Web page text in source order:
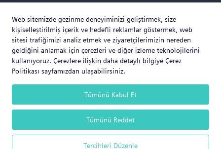
Web sitemizde gezinme deneyiminizi geliştirmek, size
kişiselleştirilmiş içerik ve hedefli reklamlar göstermek, web
sitesi trafiğimizi analiz etmek ve ziyaretçilerimizin nereden
geldiğini anlamak için çerezleri ve diğer izleme teknolojilerini
kullanıyoruz. Çerezlere ilişkin daha detaylı bilgiye Çerez
Politikası sayfamızdan ulaşabilirsiniz.
Tümünü Kabul Et
Tümünü Reddet
Tercihleri Düzenle
Copyright © 2026 SOLD PROJE SATIŞ YÖNETİMİ VE
GAYRİMENKUL İNŞAAT TİCARET LTD.ŞTİ. Tüm Hakları
Saklıdır.
Web Business® e-ticaret sistemleri ile hazırlanmıştır.